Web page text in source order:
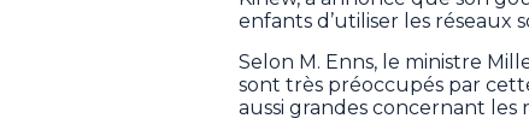
enfants d’utiliser les réseaux
Selon M. Enns, le ministre
sont très préoccupés par
aussi grandes concernant les